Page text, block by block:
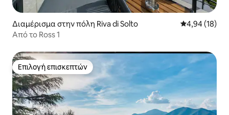
Διαμέρισμα στην πόλη Riva di Solto Μέση
4,94 (18)
Από το Ross 1
Επιλογή επισκεπτών
Επιλογή επισκεπτών